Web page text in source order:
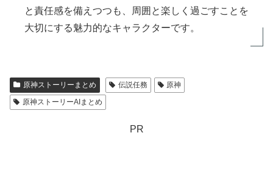
と責任感を備えつつも、周囲と楽しく過ごすことを
大切にする魅力的なキャラクターです。
原神ストーリーまとめ 伝説任務
原神
原神ストーリーAIまとめ
PR